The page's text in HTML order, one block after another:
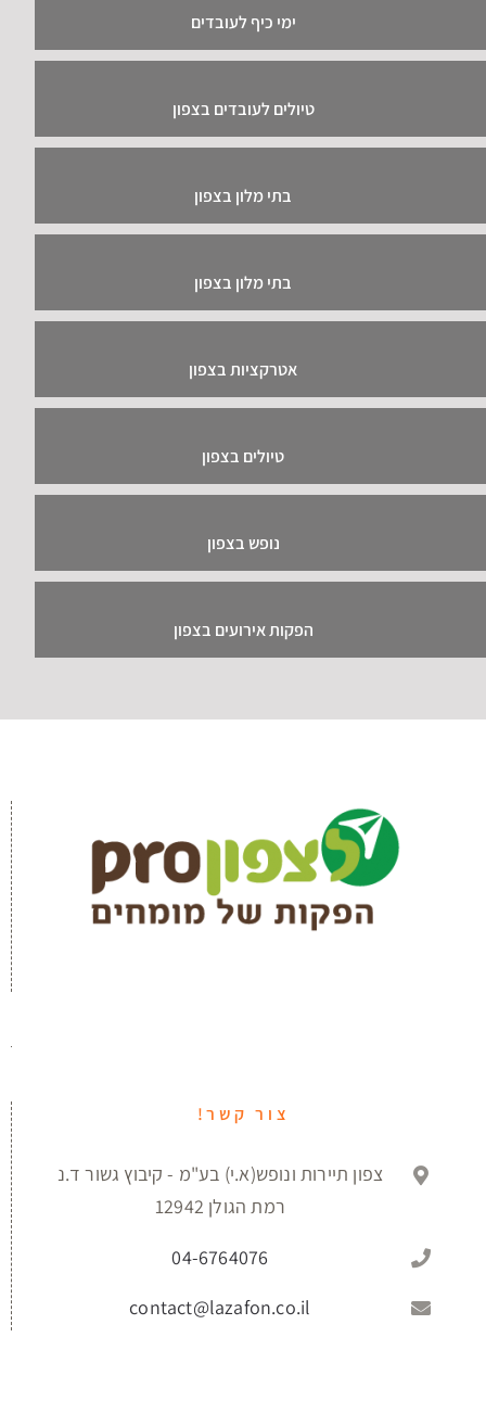
ימי כיף לעובדים
טיולים לעובדים בצפון
בתי מלון בצפון
בתי מלון בצפון
אטרקציות בצפון
טיולים בצפון
נופש בצפון
הפקות אירועים בצפון
צור קשר!
צפון תיירות ונופש(א.י) בע"מ - קיבוץ גשור ד.נ
רמת הגולן 12942
04-6764076
contact@lazafon.co.il